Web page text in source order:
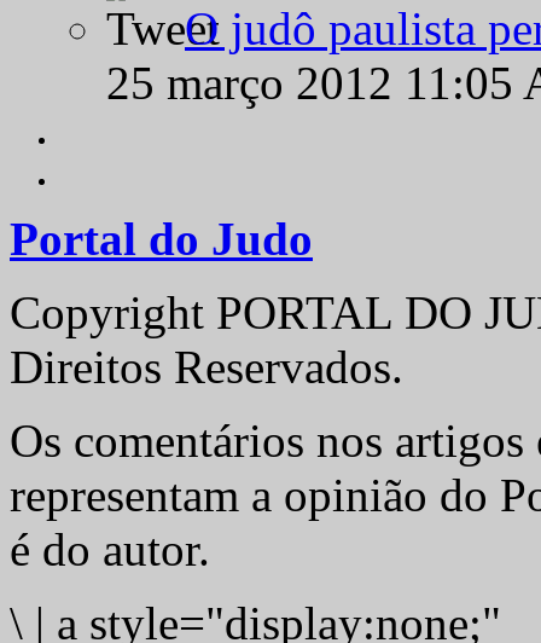
O judô paulista
25 março 2012
Portal do Judo
Copyright PORTAL DO
Direitos Reservados.
Os comentários nos artigos
representam a opinião do
é do autor.
\ | a style="display:none;"